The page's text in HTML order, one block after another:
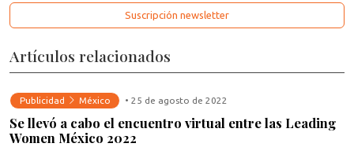
Suscripción newsletter
Artículos relacionados
Publicidad México • 25 de agosto de 2022
Se llevó a cabo el encuentro virtual entre las Leading
Women México 2022